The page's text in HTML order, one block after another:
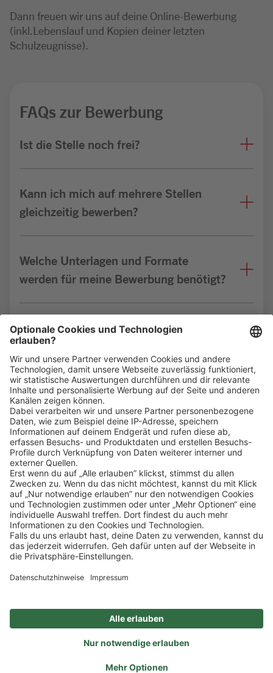
Dann freuen wir uns auf deine Online-Bewerbung
(inkl.Lebenslauf und Kopien deiner letzten
Schulzeugnisse).
FAQs zur Bewerbung
Ist die Stelle noch frei?
Kann ich mich auf mehrere Stellen
gleichzeitig bewerben?
Welche Unterlagen und Formate
werden für meine Bewerbung benötigt?
Bin ich für die Stelle geeignet?
Klickehier, um alle offenen Jobs zu sehen.
Impressum Datenschutz
Privatsphäre-Einstellungen
FAQ
Veranstaltungen
Sitemap